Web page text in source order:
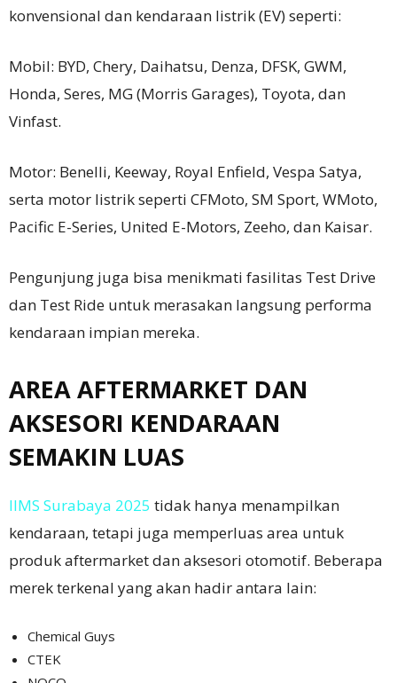
konvensional dan kendaraan listrik (EV) seperti:
Mobil: BYD, Chery, Daihatsu, Denza, DFSK, GWM,
Honda, Seres, MG (Morris Garages), Toyota, dan
Vinfast.
Motor: Benelli, Keeway, Royal Enfield, Vespa Satya,
serta motor listrik seperti CFMoto, SM Sport, WMoto,
Pacific E-Series, United E-Motors, Zeeho, dan Kaisar.
Pengunjung juga bisa menikmati fasilitas Test Drive
dan Test Ride untuk merasakan langsung performa
kendaraan impian mereka.
AREA AFTERMARKET DAN
AKSESORI KENDARAAN
SEMAKIN LUAS
IIMS Surabaya 2025 tidak hanya menampilkan
kendaraan, tetapi juga memperluas area untuk
produk aftermarket dan aksesori otomotif. Beberapa
merek terkenal yang akan hadir antara lain:
Chemical Guys
CTEK